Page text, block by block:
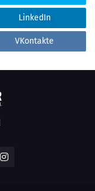
LinkedIn
VKontakte